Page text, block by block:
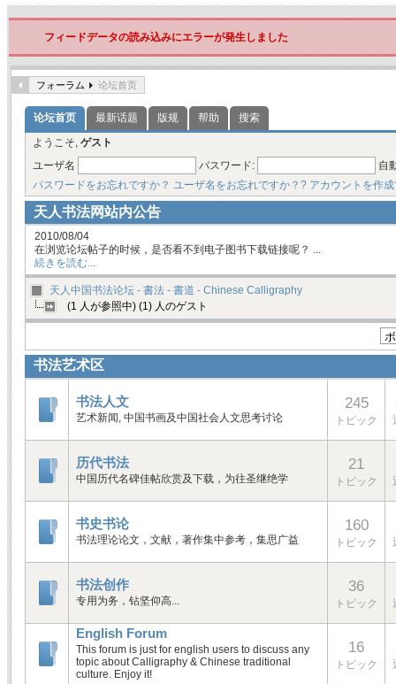
フィードデータの読み込みにエラーが発生しました
フォーラム 论坛首页
论坛首页 最新话题 版规 帮助
搜索
ようこそ, ゲスト
ユーザ名
パスワード:
自
パスワードをお忘れですか？ ユーザ名をお忘れですか？? アカウントを作
天人书法网站内公告
2010/08/04
在浏览论坛帖子的时候，是否看不到电子图书下载链接呢？ ...
続きを読む...
天人中国书法论坛 - 書法 - 書道 - Chinese Calligraphy
(1 人が参照中) (1) 人のゲスト
书法艺术区
书法人文
艺术新闻, 中国书画及中国社会人文思考讨论
245
トピック
历代书法
中国历代名碑佳帖欣赏及下载，为往圣继绝学
21
トピック
书史书论
书法理论论文，文献，著作集中参考，集思广益
160
トピック
书法创作
专用为务，钻坚仰高...
36
トピック
English Forum
This forum is just for english users to discuss any
topic about Calligraphy & Chinese traditional
culture. Enjoy it!
16
トピック